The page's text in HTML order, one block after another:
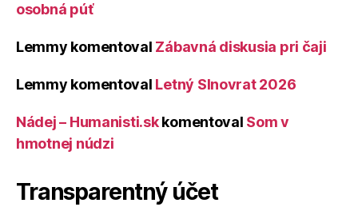
osobná púť
Lemmy komentoval Zábavná diskusia pri čaji
Lemmy komentoval Letný Slnovrat 2026
Nádej – Humanisti.skkomentoval Som v
hmotnej núdzi
Transparentný účet